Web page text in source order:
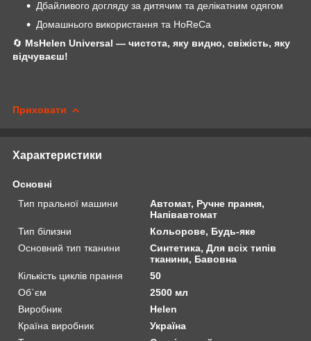
Дбайливого догляду за дитячим та делікатним одягом
Домашнього використання та HoReCa
🔄 MsHelen Universal — чистота, яку видно, свіжість, яку
відчуваєш!
Приховати
Характеристики
Основні
Тип пральної машини
Автомат, Ручне прання,
Напівавтомат
Тип білизни
Кольорове, Будь-яке
Основний тип тканини
Синтетика, Для всіх типів
тканини, Бавовна
Кількість циклів прання
50
Об`єм
2500 мл
Виробник
Helen
Країна виробник
Україна